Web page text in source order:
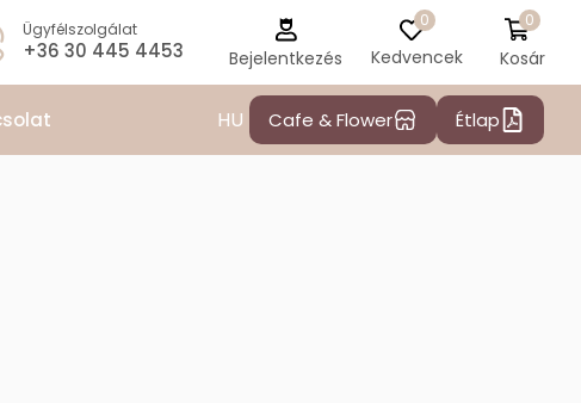
Ügyfélszolgálat
+36 30 445 4453 Bejelentkezés
0
Kedvencek
0
Kosár
HU Cafe & Flower Étlap